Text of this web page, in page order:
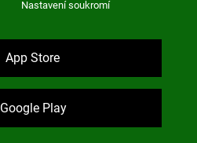
Nastavení soukromí
App Store
Google Play